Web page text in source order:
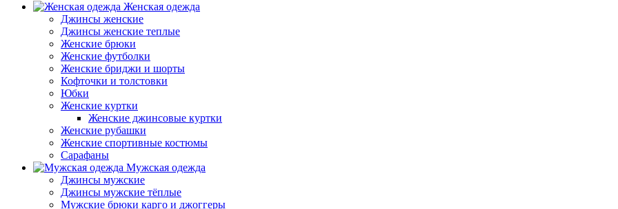
Женская одежда
Джинсы женские
Джинсы женские теплые
Женские брюки
Женские футболки
Женские бриджи и шорты
Кофточки и толстовки
Юбки
Женские куртки
Женские джинсовые куртки
Женские рубашки
Женские спортивные костюмы
Сарафаны
Мужская одежда
Джинсы мужские
Джинсы мужские тёплые
Мужские брюки карго и джоггеры